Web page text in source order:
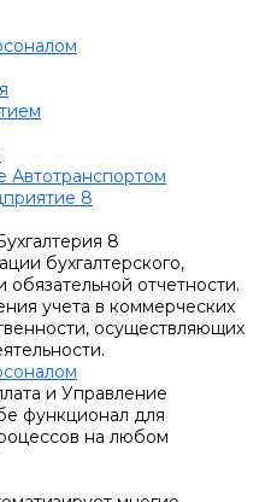
Автотранспортом
8
8
бухгалтерского,
обязательной отчетности.
учета в коммерческих
осуществляющих
и Управление
функционал для
на любом